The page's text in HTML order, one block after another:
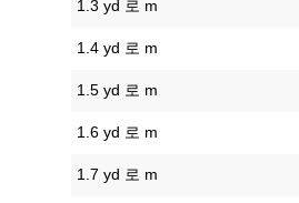
1.3 yd 로 m
1.4 yd 로 m
1.5 yd 로 m
1.6 yd 로 m
1.7 yd 로 m